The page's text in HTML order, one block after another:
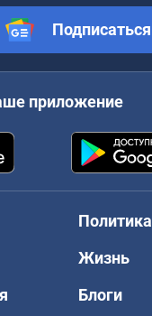
Подписаться
приложение
Политика
Жизнь
Блоги